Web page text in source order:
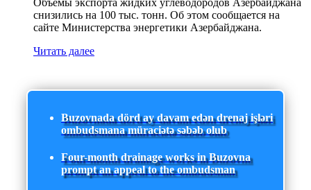
Объемы экспорта жидких углеводородов Азербайджана
снизились на 100 тыс. тонн. Об этом сообщается на
сайте Министерства энергетики Азербайджана.
Читать далее
Buzovnada dörd ay davam edən drenaj işləri
ombudsmana müraciətə səbəb olub
Four-month drainage works in Buzovna
prompt an appeal to the ombudsman